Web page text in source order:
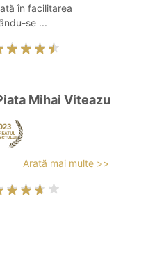
în facilitarea
se ...
Mihai Viteazu
Arată mai multe >>